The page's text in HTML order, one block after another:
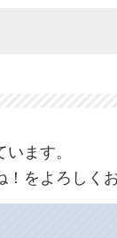
ます。
をよろしく